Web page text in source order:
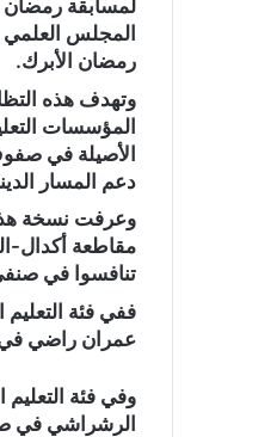
لمسابقة رمضان
المجلس العلمي
رمضان الأبرك.
وتهدف هذه
المؤسسات
الأصيلة في
دعم المسار
تنافسوا في
ففي فئة
عمران راضي
وفي فئة
الرشراشي في